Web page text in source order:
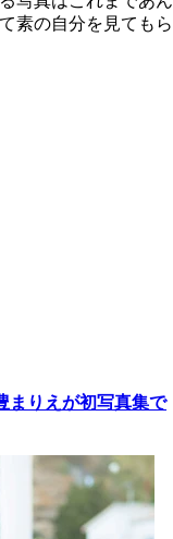
素の自分を見てもら
まりえが初写真集で